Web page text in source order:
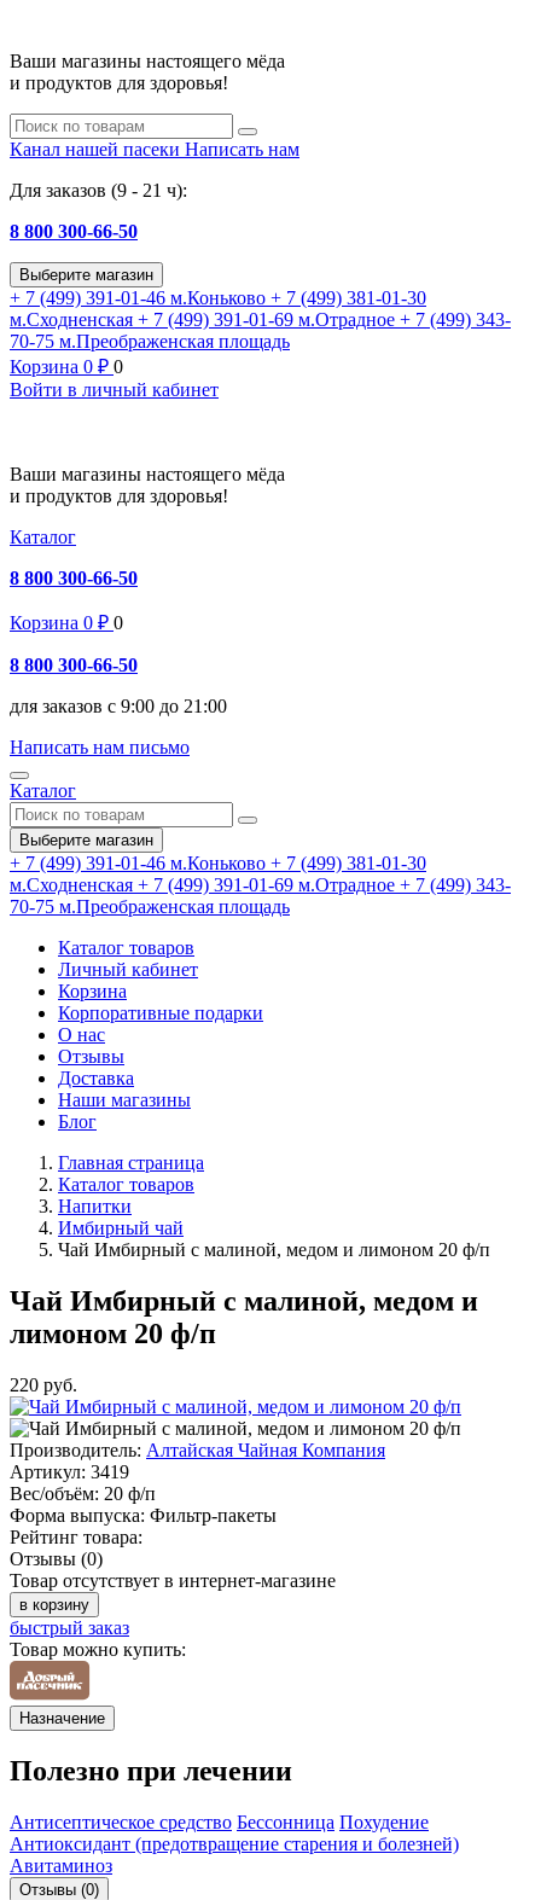
Ваши магазины настоящего мёда
и продуктов для здоровья!
Канал нашей пасеки Написать нам
Для заказов (9 - 21 ч):
8 800 300-66-50
Выберите магазин
+ 7 (499) 391-01-46 м.Коньково + 7 (499) 381-01-30
м.Сходненская + 7 (499) 391-01-69 м.Отрадное + 7 (499) 343-
70-75 м.Преображенская площадь
Корзина 0 ₽ 0
Войти в личный кабинет
Ваши магазины настоящего мёда
и продуктов для здоровья!
Каталог
8 800 300-66-50
Корзина 0 ₽ 0
8 800 300-66-50
для заказов с 9:00 до 21:00
Написать нам письмо
Каталог
Выберите магазин
+ 7 (499) 391-01-46 м.Коньково + 7 (499) 381-01-30
м.Сходненская + 7 (499) 391-01-69 м.Отрадное + 7 (499) 343-
70-75 м.Преображенская площадь
Каталог товаров
Личный кабинет
Корзина
Корпоративные подарки
О нас
Отзывы
Доставка
Наши магазины
Блог
Главная страница
Каталог товаров
Напитки
Имбирный чай
Чай Имбирный с малиной, медом и лимоном 20 ф/п
Чай Имбирный с малиной, медом и
лимоном 20 ф/п
220 руб.
Производитель: Алтайская Чайная Компания
Артикул: 3419
Вес/объём: 20 ф/п
Форма выпуска: Фильтр-пакеты
Рейтинг товара:
Отзывы (0)
Товар отсутствует в интернет-магазине
в корзину
быстрый заказ
Товар можно купить:
Назначение
Полезно при лечении
Антисептическое средство Бессонница Похудение
Антиоксидант (предотвращение старения и болезней)
Авитаминоз
Отзывы (0)